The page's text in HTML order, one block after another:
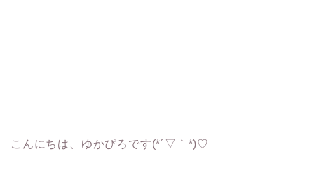
こんにちは、ゆかぴろです(*´▽｀*)♡